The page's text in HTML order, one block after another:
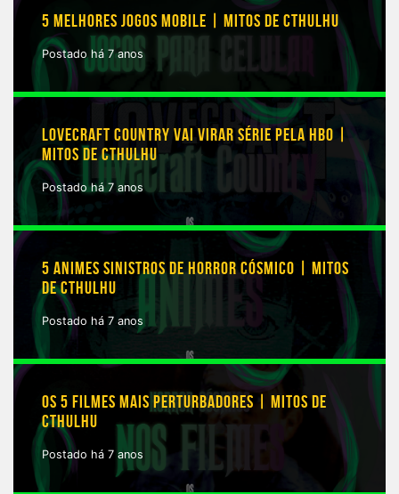
5 MELHORES JOGOS MOBILE | MITOS DE CTHULHU
Postado há 7 anos
LOVECRAFT COUNTRY VAI VIRAR SÉRIE PELA HBO |
MITOS DE CTHULHU
Postado há 7 anos
5 ANIMES SINISTROS DE HORROR CÓSMICO | MITOS
DE CTHULHU
Postado há 7 anos
OS 5 FILMES MAIS PERTURBADORES | MITOS DE
CTHULHU
Postado há 7 anos